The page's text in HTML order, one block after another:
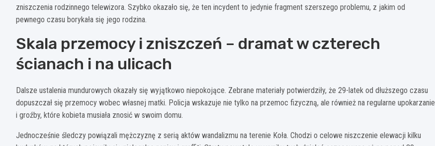
zniszczenia rodzinnego telewizora. Szybko okazało się, że ten incydent to jedynie fragment szerszego problemu, z jakim od
pewnego czasu borykała się jego rodzina.
Skala przemocy i zniszczeń – dramat w czterech
ścianach i na ulicach
Dalsze ustalenia mundurowych okazały się wyjątkowo niepokojące. Zebrane materiały potwierdziły, że 29-latek od dłuższego czasu
dopuszczał się przemocy wobec własnej matki. Policja wskazuje nie tylko na przemoc fizyczną, ale również na regularne upokarzanie
i groźby, które kobieta musiała znosić w swoim domu.
Jednocześnie śledczy powiązali mężczyznę z serią aktów wandalizmu na terenie Koła. Chodzi o celowe niszczenie elewacji kilku